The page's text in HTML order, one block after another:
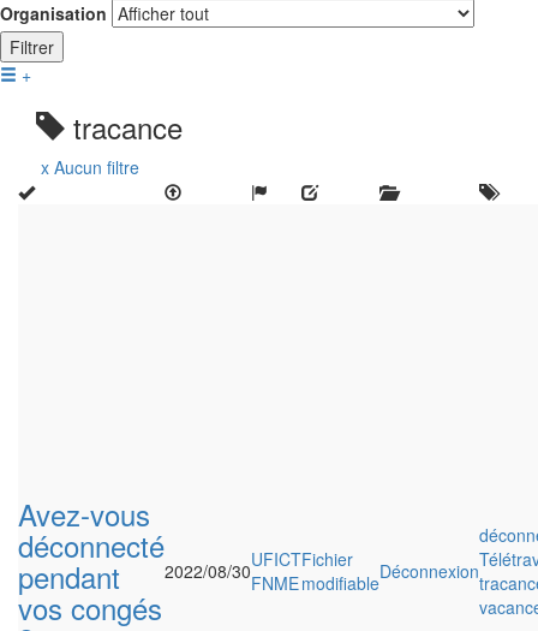
Organisation
Filtrer
+
tracance
x Aucun filtre
Avez-vous
déconnecté
pendant
vos congés
2022/08/30UFICT
FNME
Fichier
modifiableDéconnexion